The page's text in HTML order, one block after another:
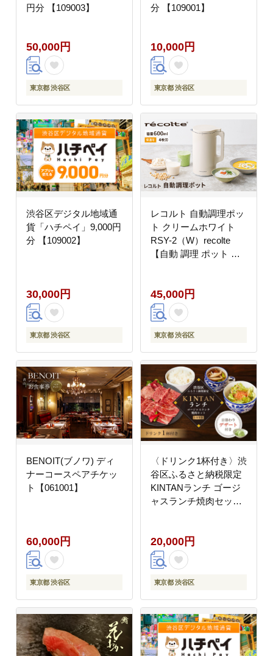
円分 【109003】
50,000円
東京都 渋谷区
分 【109001】
10,000円
東京都 渋谷区
渋谷区デジタル地域通
貨「ハチペイ」9,000円
分 【109002】
30,000円
東京都 渋谷区
レコルト 自動調理ポッ
ト クリームホワイト
RSY-2（W）recolte
【自動 調理 ポット 豆
家電】【223009】
45,000円
東京都 渋谷区
BENOIT(ブノワ) ディ
ナーコースペアチケッ
ト【061001】
60,000円
東京都 渋谷区
〈ドリンク1杯付き〉渋
谷区ふるさと納税限定
KINTANランチ ゴージ
ャスランチ焼肉セット
20,000円
東京都 渋谷区